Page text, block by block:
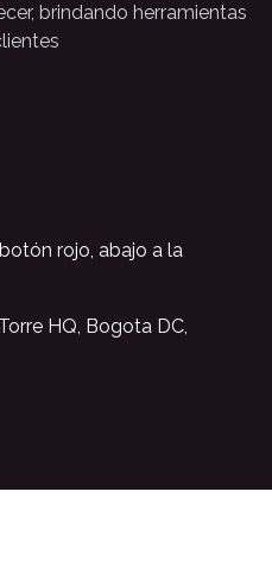
brindando herramientas
rojo, abajo a la
HQ, Bogota DC,